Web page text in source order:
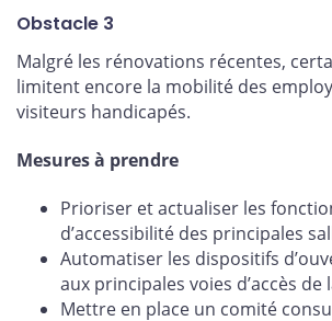
Obstacle 3
Malgré les rénovations récentes,
limitent encore la mobilité des
visiteurs handicapés.
Mesures à prendre
Prioriser et actualiser les
d’accessibilité des principales
Automatiser les dispositifs
aux principales voies d’accès de
Mettre en place un comité